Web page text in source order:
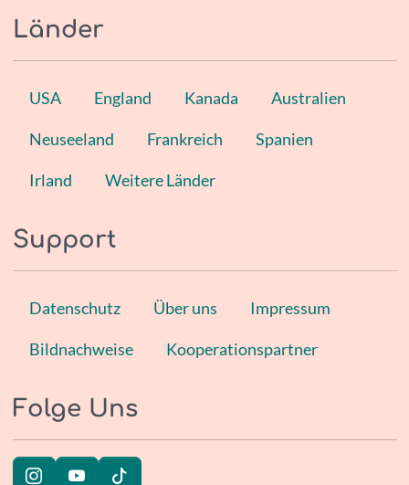
Länder
USA England Kanada Australien
Neuseeland Frankreich Spanien
Irland Weitere Länder
Support
Datenschutz Über uns Impressum
Bildnachweise Kooperationspartner
Folge Uns